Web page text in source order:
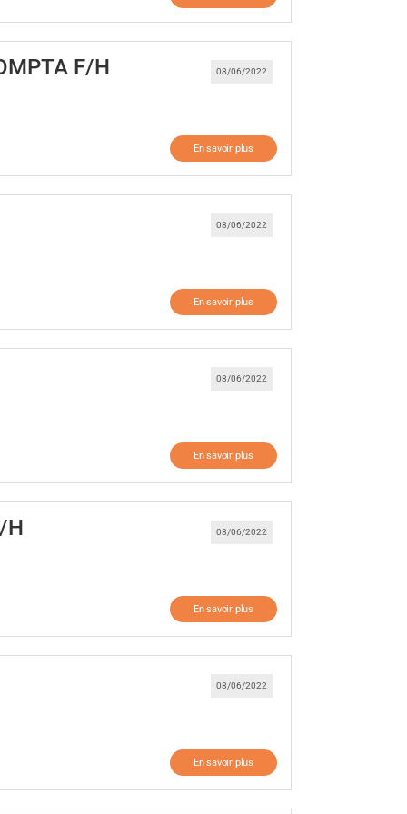
08/06/2022
F/H (Nouvelle fenêtre)
En savoir plus
08/06/2022
En savoir plus
08/06/2022
En savoir plus
08/06/2022
H
En savoir plus
08/06/2022
En savoir plus